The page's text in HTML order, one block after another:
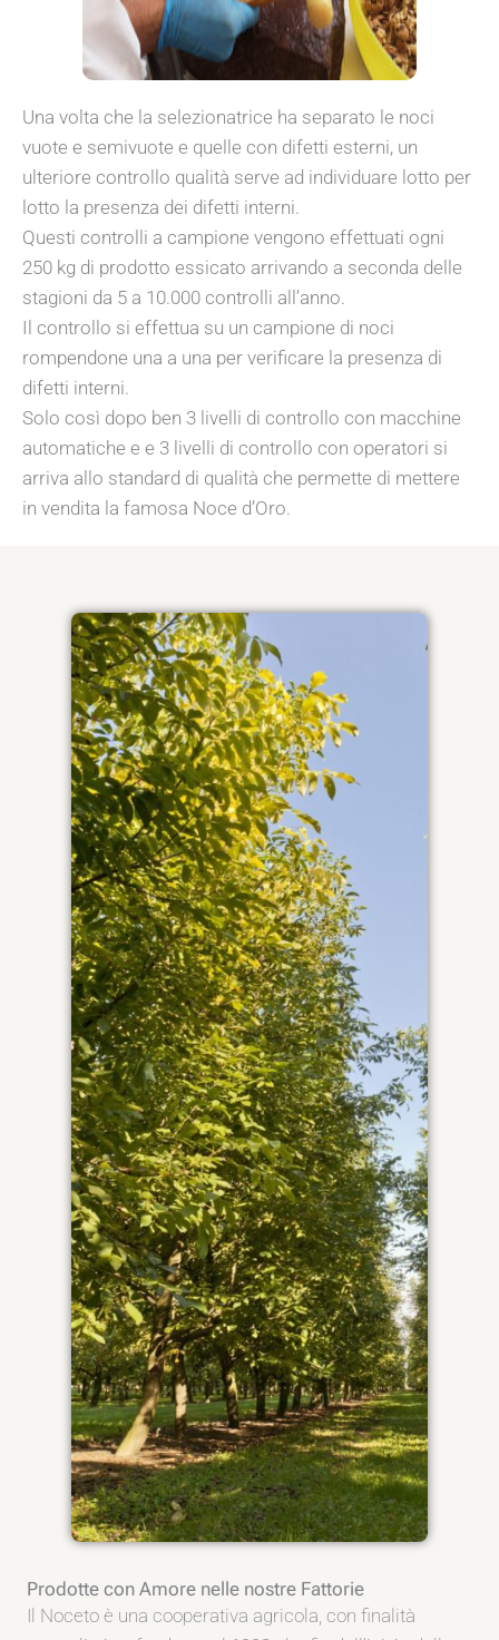
Una volta che la selezionatrice ha separato le noci
vuote e semivuote e quelle con difetti esterni, un
ulteriore controllo qualità serve ad individuare lotto per
lotto la presenza dei difetti interni.
Questi controlli a campione vengono effettuati ogni
250 kg di prodotto essicato arrivando a seconda delle
stagioni da 5 a 10.000 controlli all’anno.
Il controllo si effettua su un campione di noci
rompendone una a una per verificare la presenza di
difetti interni.
Solo così dopo ben 3 livelli di controllo con macchine
automatiche e e 3 livelli di controllo con operatori si
arriva allo standard di qualità che permette di mettere
in vendita la famosa Noce d’Oro.
Prodotte con Amore nelle nostre Fattorie
Il Noceto è una cooperativa agricola, con finalità